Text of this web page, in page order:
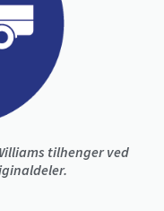
tilhenger ved